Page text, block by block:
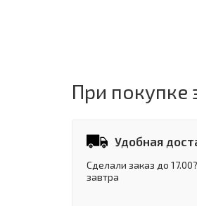
При покупке
Удобная
Сделали заказ до
завтра